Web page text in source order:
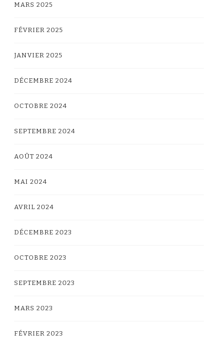
MARS 2025
FÉVRIER 2025
JANVIER 2025
DÉCEMBRE 2024
OCTOBRE 2024
SEPTEMBRE 2024
AOÛT 2024
MAI 2024
AVRIL 2024
DÉCEMBRE 2023
OCTOBRE 2023
SEPTEMBRE 2023
MARS 2023
FÉVRIER 2023